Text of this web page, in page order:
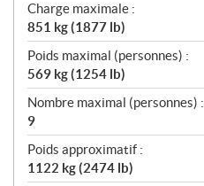
Charge maximale :
851 kg (1877 lb)
Poids maximal (personnes) :
569 kg (1254 lb)
Nombre maximal (personnes) :
9
Poids approximatif :
1122 kg (2474 lb)